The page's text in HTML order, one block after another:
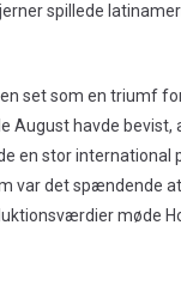
spillede
set som en triumf
August havde bevist,
en stor international
var det spændende
møde